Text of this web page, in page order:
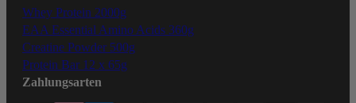
Whey Protein 2000g
EAA Essential Amino Acids 360g
Creatine Powder 500g
Protein Bar 12 x 65g
Zahlungsarten